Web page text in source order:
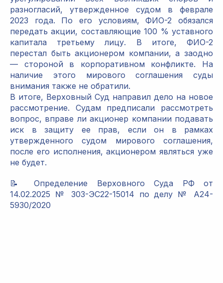
разногласий, утвержденное судом в феврале
2023 года. По его условиям, ФИО-2 обязался
передать акции, составляющие 100 % уставного
капитала третьему лицу. В итоге, ФИО-2
перестал быть акционером компании, а заодно
— стороной в корпоративном конфликте. На
наличие этого мирового соглашения суды
внимания также не обратили.
В итоге, Верховный Суд направил дело на новое
рассмотрение. Судам предписали рассмотреть
вопрос, вправе ли акционер компании подавать
иск в защиту ее прав, если он в рамках
утвержденного судом мирового соглашения,
после его исполнения, акционером являться уже
не будет.
📝 Определение Верховного Суда РФ от
14.02.2025 № 303-ЭС22-15014 по делу № А24-
5930/2020